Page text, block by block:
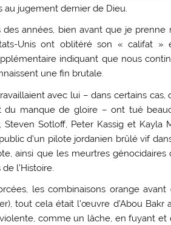
au jugement dernier de Dieu.
années, bien avant que je
Unis ont oblitéré son « califat »
indiquant que nous
une fin brutale.
avec lui – dans certains
manque de gloire – ont tué
Steven Sotloff, Peter Kassig et
d’un pilote jordanien brûlé vif
ainsi que les meurtres génocidaires
l’Histoire.
les combinaisons orange
tout cela était l’œuvre d’Abou
comme un lâche, en fuyant et